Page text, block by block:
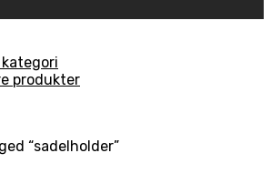
produkter
“sadelholder”